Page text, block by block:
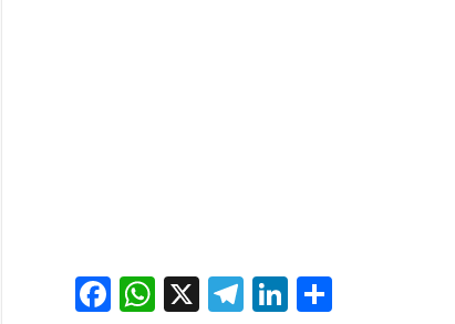
Facebook
WhatsApp
X Telegram
LinkedIn
Share